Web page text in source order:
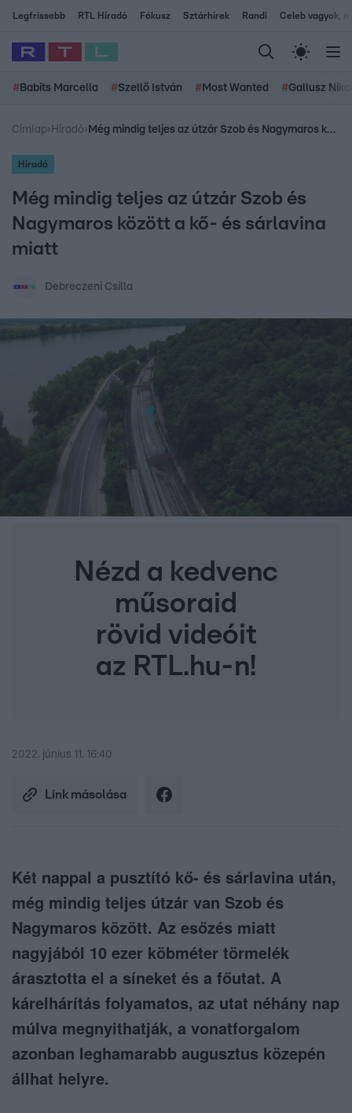
Legfrissebb RTL Híradó Fókusz Sztárhírek Randi Celeb vagyok,
# Babits Marcella #Szellő István # Most Wanted #Gallusz
Címlap› Híradó› Még mindig teljes az útzár Szob és Nagymaros között a kő- és sárlavina miatt
Híradó
Még mindig teljes az útzár Szob és
Nagymaros között a kő- és sárlavina
miatt
Debreczeni Csilla
Nézd a kedvenc
műsoraid
rövid videóit
az RTL.hu-n!
2022. június 11. 16:40
Link másolása
Két nappal a pusztító kő- és sárlavina után,
még mindig teljes útzár van Szob és
Nagymaros között. Az esőzés miatt
nagyjából 10 ezer köbméter törmelék
árasztotta el a síneket és a főutat. A
kárelhárítás folyamatos, az utat néhány nap
múlva megnyithatják, a vonatforgalom
azonban leghamarabb augusztus közepén
állhat helyre.